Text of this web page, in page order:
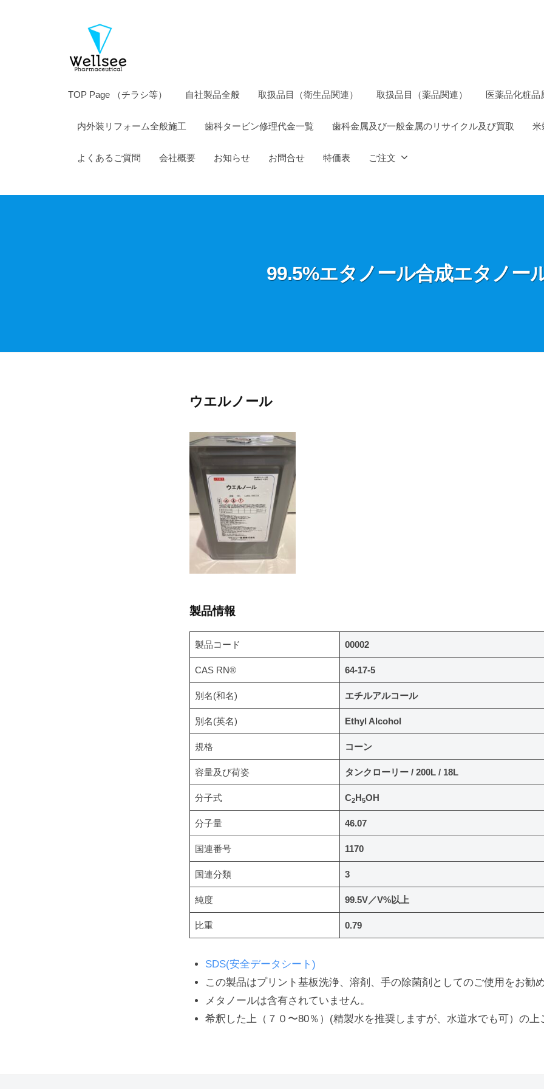
ウ
ル
TOP Page （チラシ等） 自社製品全般 取扱品目（衛生品関連） 取扱品目（薬品関連） 医薬品化粧品
内外装リフォーム全般施工 歯科タービン修理代金一覧 歯科金属及び一般金属のリサイクル及び買取 米
よくあるご質問 会社概要 お知らせ お問合せ 特価表 ご注文
99.5%エタノール合成エタノー
99.5%
エ
タ
ノ
ー
ル
合
成
エ
タ
ノ
ー
ル
2022
年
月
16
日
by
wellsee
ウエルノール
製品情報
製品コード 00002
CAS RN® 64-17-5
別名(和名) エチルアルコール
別名(英名) Ethyl Alcohol
規格 コーン
容量及び荷姿 タンクローリー / 200L / 18L
分子式 C2H5OH
分子量 46.07
国連番号 1170
国連分類 3
純度 99.5V／V%以上
比重 0.79
SDS(安全データシート)
この製品はプリント基板洗浄、溶剤、手の除菌剤としてのご使用をお勧
メタノールは含有されていません。
希釈した上（７０〜80％）(精製水を推奨しますが、水道水でも可）の上
会
社